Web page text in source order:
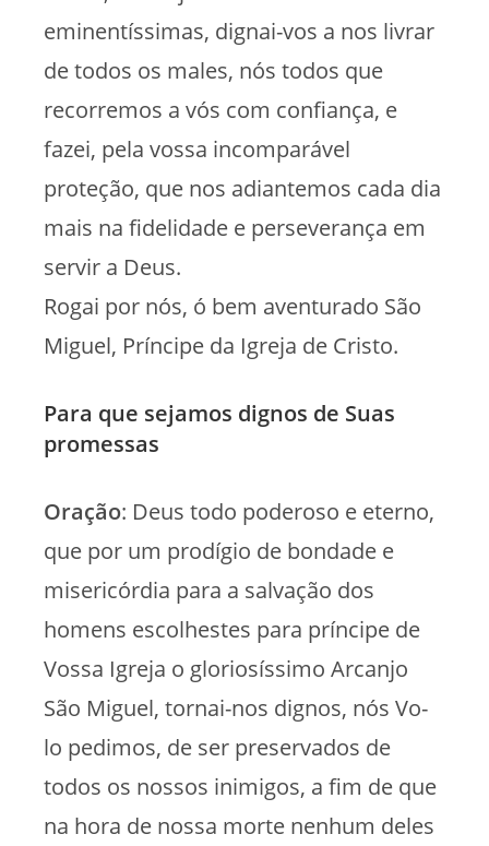
eminentíssimas, dignai-vos a nos livrar
de todos os males, nós todos que
recorremos a vós com confiança, e
fazei, pela vossa incomparável
proteção, que nos adiantemos cada dia
mais na fidelidade e perseverança em
servir a Deus.
Rogai por nós, ó bem aventurado São
Miguel, Príncipe da Igreja de Cristo.
Para que sejamos dignos de Suas
promessas
Oração: Deus todo poderoso e eterno,
que por um prodígio de bondade e
misericórdia para a salvação dos
homens escolhestes para príncipe de
Vossa Igreja o gloriosíssimo Arcanjo
São Miguel, tornai-nos dignos, nós Vo-
lo pedimos, de ser preservados de
todos os nossos inimigos, a fim de que
na hora de nossa morte nenhum deles